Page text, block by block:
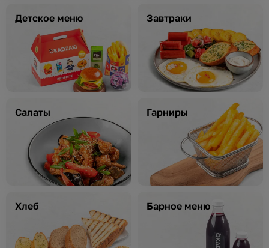
Детское меню Завтраки
Салаты Гарниры
Хлеб Барное меню